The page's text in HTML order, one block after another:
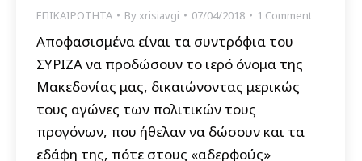
ΕΠΙΚΑΙΡΟΤΗΤΑ Byxrisiavgi 07/04/2018 1 Comment
Αποφασισμένα είναι τα συντρόφια του
ΣΥΡΙΖΑ να προδώσουν το ιερό όνομα της
Μακεδονίας μας, δικαιώνοντας μερικώς
τους αγώνες των πολιτικών τους
προγόνων, που ήθελαν να δώσουν και τα
εδάφη της, πότε στους «αδερφούς»